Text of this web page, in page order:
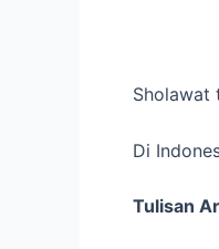
Sholawat
Di
Tulisan